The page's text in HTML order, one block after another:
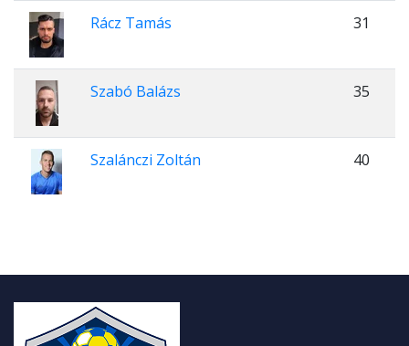
Rácz Tamás 31
Szabó Balázs 35
Szalánczi Zoltán 40